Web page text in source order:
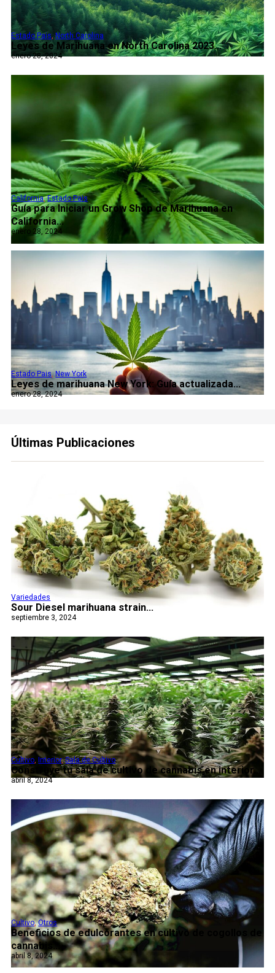
Leyes de Marihuana en North Carolina 2023...
Estado Pais,North Carolina
enero 28, 2024
Guía para Iniciar un Grow Shop de Marihuana en
California...
California,Estado Pais
enero 28, 2024
Leyes de marihuana New York: Guía actualizada...
Estado Pais,New York
enero 28, 2024
Últimas Publicaciones
Sour Diesel marihuana strain...
Variedades
septiembre 3, 2024
Construye tu sala de cultivo de cannabis en interior...
Cultivo, Interior,Sala de Cultivo
abril 8, 2024
Beneficios de edulcorantes en cultivo de cogollos de
cannabis...
Cultivo,Otros
abril 8, 2024